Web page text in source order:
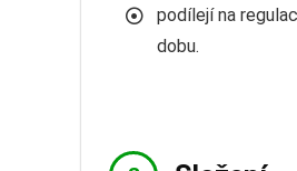
podílejí na
dobu.